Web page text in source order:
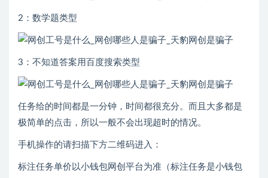
2：数学题类型
3：不知道答案用百度搜索类型
任务给的时间都是一分钟，时间都很充分。而且大多都是
极简单的点击，所以一般不会出现超时的情况。
手机操作的请扫描下方二维码进入：
标注任务单价以小钱包网创平台为准（标注任务是小钱包